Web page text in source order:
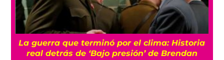
La guerra que terminó por el clima: Historia
real detrás de ‘Bajo presión’ de Brendan